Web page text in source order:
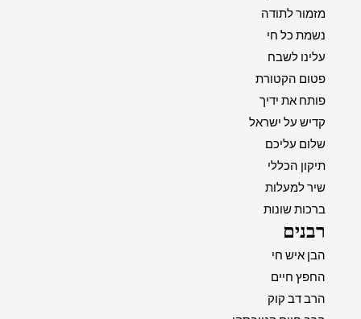
מזמור לתודה
נשמת כל חי
עלינו לשבח
פטום הקטורת
פותח את ידיך
קדיש על ישראל
שלום עליכם
תיקון הכללי
שיר למעלות
ברכות שונות
רבנים
הבן איש חי
החפץ חיים
הרב דב קוק